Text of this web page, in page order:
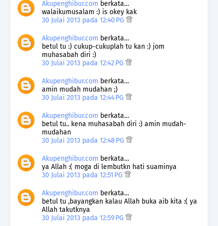
Akupenghibur.com berkata…
walaikumusalam :) is okey kak
30 Julai 2013 pada 12:40 PG
Akupenghibur.com berkata…
betul tu :) cukup-cukuplah tu kan :) jom
muhasabah diri :)
30 Julai 2013 pada 12:42 PG
Akupenghibur.com berkata…
amin mudah mudahan ;)
30 Julai 2013 pada 12:44 PG
Akupenghibur.com berkata…
betul tu.. kena muhasabah diri :) amin mudah-
mudahan
30 Julai 2013 pada 12:48 PG
Akupenghibur.com berkata…
ya Allah :( moga di lembutkn hati suaminya
30 Julai 2013 pada 12:51 PG
Akupenghibur.com berkata…
betul tu ,bayangkan kalau Allah buka aib kita :( ya
Allah takutknya
30 Julai 2013 pada 12:59 PG